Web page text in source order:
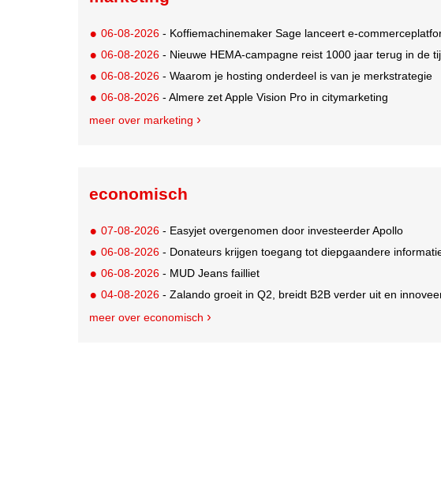
06-08-2026 - Koffiemachinemaker Sage lanceert e-
06-08-2026 - Nieuwe HEMA-campagne reist 1000 jaar terug in de
06-08-2026 - Waarom je hosting onderdeel is van je merkstrategie
06-08-2026 - Almere zet Apple Vision Pro in citymarketing
meer over marketing
economisch
07-08-2026 - Easyjet overgenomen door investeerder Apollo
06-08-2026 - Donateurs krijgen toegang tot diepgaandere
06-08-2026 - MUD Jeans failliet
04-08-2026 - Zalando groeit in Q2, breidt B2B verder uit en
meer over economisch